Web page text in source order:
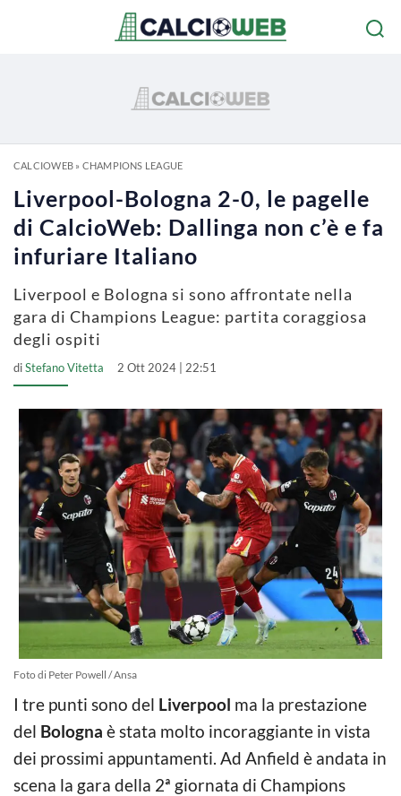
CALCIOWEB» CHAMPIONS LEAGUE
Liverpool-Bologna 2-0, le pagelle
di CalcioWeb: Dallinga non c’è e fa
infuriare Italiano
Liverpool e Bologna si sono affrontate nella
gara di Champions League: partita coraggiosa
degli ospiti
diStefano Vitetta 2 Ott 2024 | 22:51
Foto di Peter Powell / Ansa
I tre punti sono del Liverpool ma la prestazione
del Bologna è stata molto incoraggiante in vista
dei prossimi appuntamenti. Ad Anfield è andata in
scena la gara della 2ª giornata di Champions